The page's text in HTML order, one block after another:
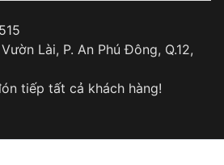
Lài, P. An Phú Đông, Q.12,
tiếp tất cả khách hàng!